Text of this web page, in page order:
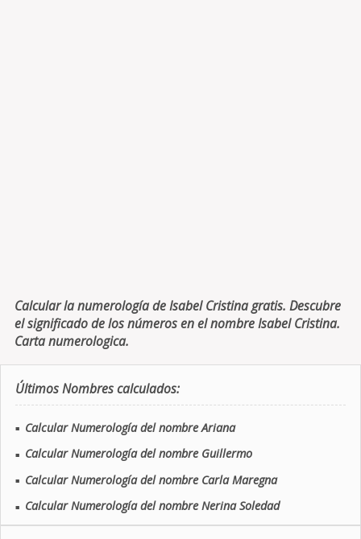
Calcular la numerología de Isabel Cristina gratis. Descubre
el significado de los números en el nombre Isabel Cristina.
Carta numerologica.
Últimos Nombres calculados:
■ Calcular Numerología del nombre Ariana
■ Calcular Numerología del nombre Guillermo
■ Calcular Numerología del nombre Carla Maregna
■ Calcular Numerología del nombre Nerina Soledad